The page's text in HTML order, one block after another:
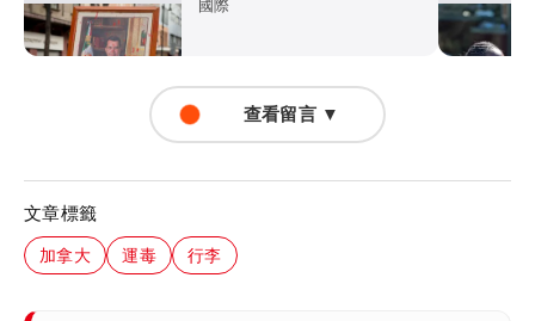
國際
查看留言 ▼
文章標籤
加拿大 運毒 行李